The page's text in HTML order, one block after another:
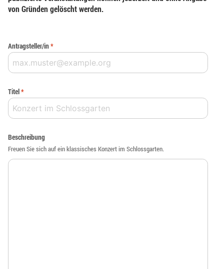
von Gründen gelöscht werden.
Antragsteller/in*
Titel*
Beschreibung
Freuen Sie sich auf ein klassisches Konzert im Schlossgarten.